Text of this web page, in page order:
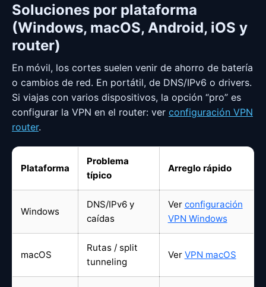
Soluciones por plataforma
(Windows, macOS, Android, iOS y
router)
En móvil, los cortes suelen venir de ahorro de batería
o cambios de red. En portátil, de DNS/IPv6 o drivers.
Si viajas con varios dispositivos, la opción “pro” es
configurar la VPN en el router: ver configuración VPN
router.
Plataforma
Problema
típico
Arreglo rápido
Windows
DNS/IPv6 y
caídas
Ver configuración
VPN Windows
macOS
Rutas / split
tunneling
Ver VPN macOS